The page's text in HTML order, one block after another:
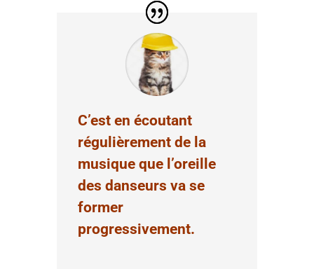
C’est en écoutant
régulièrement de la
musique que l’oreille
des danseurs va se
former
progressivement.